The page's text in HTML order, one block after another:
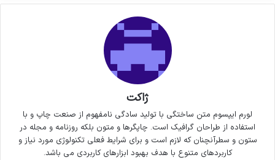
ژاکت
لورم ایپسوم متن ساختگی با تولید سادگی نامفهوم از صنعت چاپ و با
استفاده از طراحان گرافیک است. چاپگرها و متون بلکه روزنامه و مجله در
ستون و سطرآنچنان که لازم است و برای شرایط فعلی تکنولوژی مورد نیاز و
کاربردهای متنوع با هدف بهبود ابزارهای کاربردی می باشد.